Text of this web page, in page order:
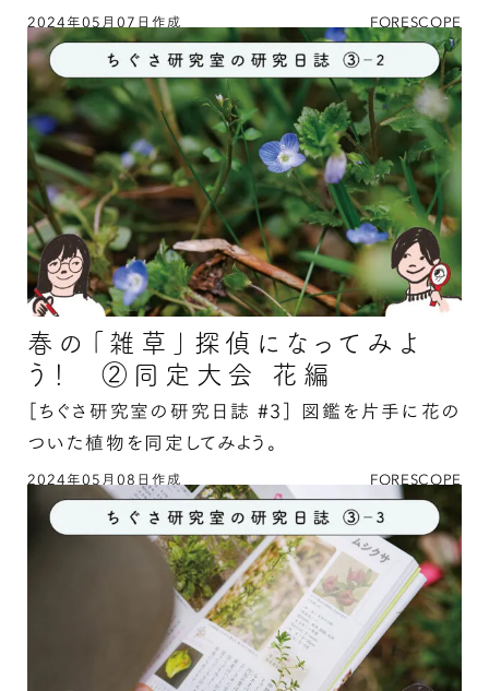
2024年05月07日作成 FORESCOPE
春の「雑草」探偵になってみよう！ ①「コドラ
ート法」で調査してみよう！の続きを読む
春の「雑草」探偵になってみよ
う！ ②同定大会 花編
［ちぐさ研究室の研究日誌 #3］ 図鑑を片手に花の
ついた植物を同定してみよう。
2024年05月08日作成 FORESCOPE
春の「雑草」探偵になってみよう！ ②同定大会
花編の続きを読む